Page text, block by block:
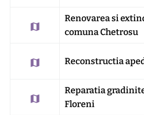
Renovarea si
comuna Chetrosu
Reconstructia
Reparatia
Floreni